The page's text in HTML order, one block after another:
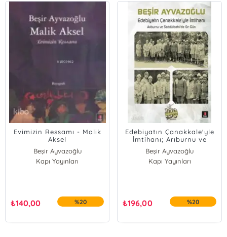
Evimizin Ressamı - Malik
Aksel
Beşir Ayvazoğlu
Kapı Yayınları
₺140,00 %20
Edebiyatın Çanakkale'yle
İmtihanı; Arıburnu ve
Seddülbahir'de On Gün
Beşir Ayvazoğlu
Kapı Yayınları
₺196,00 %20